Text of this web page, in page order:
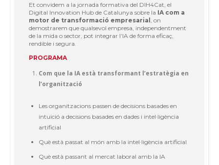
Et convidem a la jornada formativa del DIH4Cat, el
Digital Innovation Hub de Catalunya sobre la IA com a
motor de transformació empresarial , on
demostrarem que qualsevol empresa, independentment
de la mida o sector, pot integrar l’IA de forma eficaç,
rendible i segura.
PROGRAMA
Com que la IA està transformant l’estratègia en
l’organització
Les organitzacions passen de decisions basades en
intuïció a decisions basades en dades i intel·ligència
artificial
Què està passat al món amb la intel·ligència artificial
Què està passant al mercat laboral amb la IA